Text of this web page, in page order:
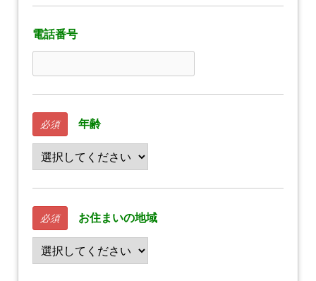
電話番号
必須 年齢
必須 お住まいの地域